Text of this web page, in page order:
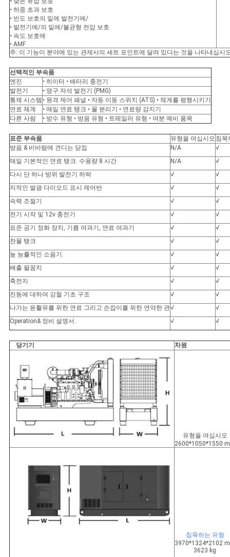
• 하중 초과 보호
• 빈도 보호의 밑에 발전기에/
• 발전기에/의 밑에/불균형 전압 보호
• 속도 보호에
• AMF
주: 이 기능이 분야에 있는 관제사의 세트 포인트에 달려 있다는 것을 나타내십시
선택적인 부속품
엔진
• 히이터 • 배터리 충전기
발전기
• 영구 자석 발전기 (PMG)
통제 시스템 • 원격 제어 패널 • 자동 이동 스위치 (ATS) • 체계를 평행시키기
연료 체계
• 매일 연료 탱크 • 물 분리기 • 연료량 감지기
다른 사람
• 방수 유형 • 방음 유형 • 트레일러 유형 • 여분 예비 품목
표준 부속품 유형을 여십시오 침묵
방음 & 비바람에 견디는 닫집
N/A
√
매일 기본적인 연료 탱크. 수용량 8 시간
N/A
√
다시 단 하나 방위 발전기 하락
√
√
지적인 발광 다이오드 표시 제어반
√
√
속력 조절기
√
√
전기 시작 및 12v 충전기
√
√
표준 공기 정화 장치, 기름 여과기, 연료 여과기
√
√
찬물 탱크
√
√
높 능률적인 소음기.
√
√
배출 팔꿈치
√
√
축전지
√
√
진동에 대하여 강철 기초 구조
√
√
나가는 윤활유를 위한 연료 그리고 손잡이를 위한 연약한 관√
√
Operation& 정비 설명서.
√ √
당기기 차원
유형을 여십시오
2600*1050*1550
침묵하는 유형
3970*1324*2102
3623 kg